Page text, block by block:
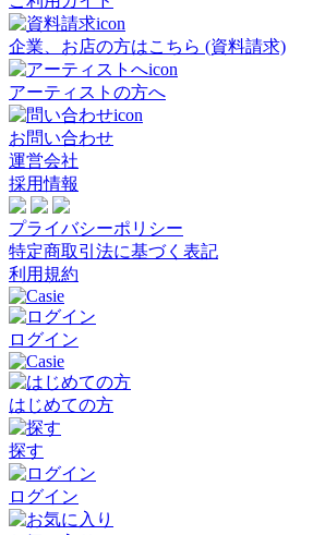
企業、お店の方はこちら (資料請求)
アーティストの方へ
お問い合わせ
運営会社
採用情報
プライバシーポリシー
特定商取引法に基づく表記
利用規約
ログイン
はじめての方
探す
ログイン